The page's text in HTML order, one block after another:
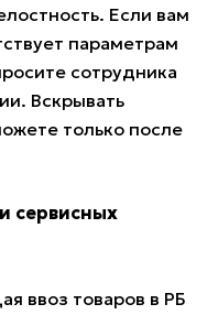
Если вам
параметрам
сотрудника
Вскрывать
только после
сервисных
ввоз товаров в РБ